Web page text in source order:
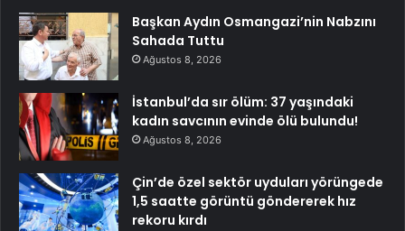
Başkan Aydın Osmangazi’nin Nabzını
Sahada Tuttu
Ağustos 8, 2026
İstanbul’da sır ölüm: 37 yaşındaki
kadın savcının evinde ölü bulundu!
Ağustos 8, 2026
Çin’de özel sektör uyduları yörüngede
1,5 saatte görüntü göndererek hız
rekoru kırdı